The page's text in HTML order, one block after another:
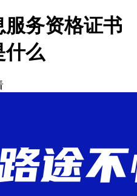
务资格证书
什么